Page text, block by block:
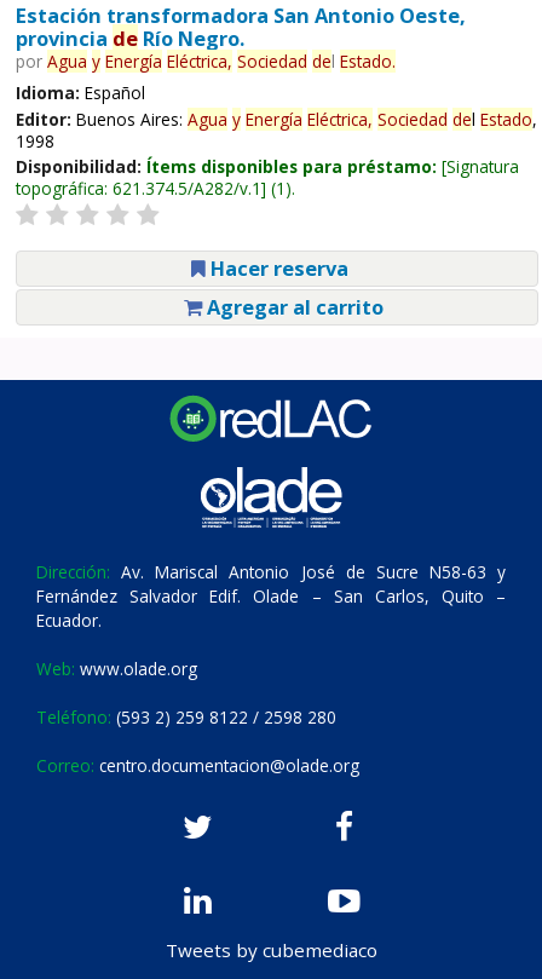
Estación transformadora San Antonio Oeste,
provincia deRío Negro.
por Agua y Energía Eléctrica, Sociedad del Estado.
Idioma: Español
Editor: Buenos Aires: Agua y Energía Eléctrica, Sociedad del Estado,
1998
Disponibilidad: Ítems disponibles para préstamo: Signatura
topográfica: 621.374.5/A282/v.1 (1).
Hacer reserva
Agregar al carrito
Dirección: Av. Mariscal Antonio José de Sucre N58-63 y
Fernández Salvador Edif. Olade – San Carlos, Quito –
Ecuador.
Web: www.olade.org
Teléfono: (593 2) 259 8122 / 2598 280
Correo: centro.documentacion@olade.org
Tweets by cubemediaco